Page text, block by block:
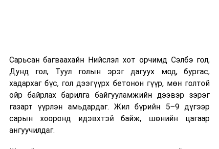
байна. Тус бүр нь 14,000 м³ нэрлэсэн багтаамжтай, 36
метрийн диаметр, 14.5 метрийн өндөртэй долоон
босоо ган сав барихаар төлөвлөсөн. Нийт хөрөнгө
оруулалтын хэмжээ 151.26 тэрбум төгрөг бөгөөд
жилийн 9 хувийн хүүтэй хөнгөлөлттэй зээлийн
хүрээнд арилжааны банкнаас 151.0 тэрбумын
Сарьсан багваахайн Нийслэл хот орчимд Сэлбэ гол,
Дунд гол, Туул голын эрэг дагуух мод, бургас,
хадархаг бүс, гол дээгүүрх бетонон гүүр, мөн голтой
ойр байрлах барилга байгууламжийн дээвэр зэрэг
газарт үүрлэн амьдардаг. Жил бүрийн 5–9 дүгээр
сарын хооронд идэвхтэй байж, шөнийн цагаар
ангуучилдаг.